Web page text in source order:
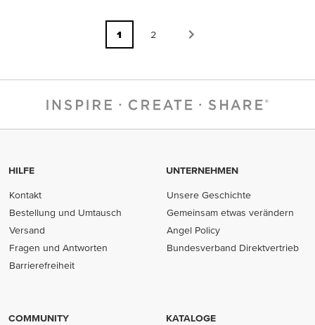
1 2
HILFE
Kontakt
Bestellung und Umtausch
Versand
Fragen und Antworten
Barrierefreiheit
UNTERNEHMEN
Unsere Geschichte
Gemeinsam etwas verändern
Angel Policy
Bundesverband Direktvertrieb
COMMUNITY KATALOGE